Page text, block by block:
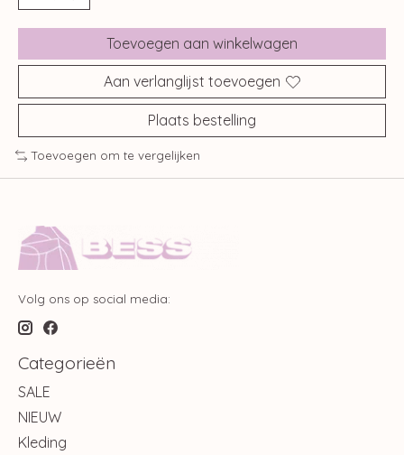
Toevoegen aan winkelwagen
Aan verlanglijst toevoegen
Plaats bestelling
Toevoegen om te vergelijken
Volg ons op social media:
Categorieën
SALE
NIEUW
Kleding